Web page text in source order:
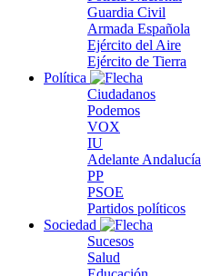
Guardia Civil
Armada Española
Ejército del Aire
Ejército de Tierra
Política
Ciudadanos
Podemos
VOX
IU
Adelante Andalucía
PP
PSOE
Partidos políticos
Sociedad
Sucesos
Salud